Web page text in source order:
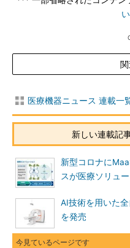
い
医療機器ニュース 連載一
新しい連載記
新型コロナに
スが医療ソリュ
AI技術を用いた
を発売